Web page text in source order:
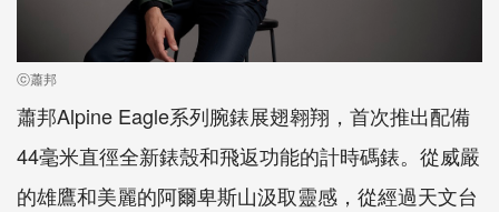
ⓒ蕭邦
蕭邦Alpine Eagle系列腕錶展翅翱翔，首次推出配備
44毫米直徑全新錶殼和飛返功能的計時碼錶。從威嚴
的雄鷹和美麗的阿爾卑斯山汲取靈感，從經過天文台